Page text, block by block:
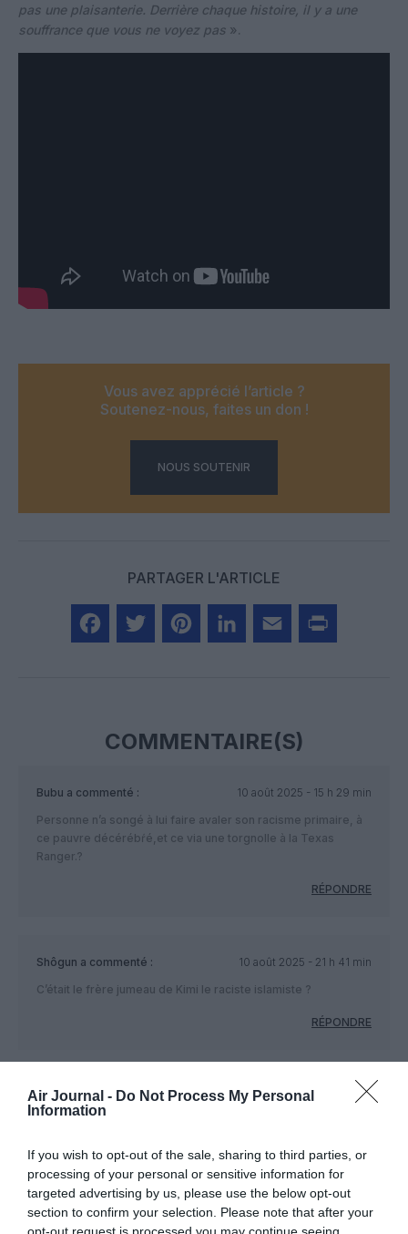
Air Journal - Do Not Process My Personal
Information
If you wish to opt-out of the sale, sharing to third parties, or
processing of your personal or sensitive information for
targeted advertising by us, please use the below opt-out
section to confirm your selection. Please note that after your
opt-out request is processed you may continue seeing
pas une plaisanterie. Derrière chaque histoire, il y a une
souffrance que vous ne voyez pas ».
Vous avez apprécié l’article ?
Soutenez-nous, faites un don !
NOUS SOUTENIR
PARTAGER L'ARTICLE
COMMENTAIRE(S)
Bubu a commenté :
10 août 2025 - 15 h 29 min
Personne n’a songé à lui faire avaler son racisme primaire, à
ce pauvre décérébŕé,et ce via une torgnolle à la Texas
Ranger.?
RÉPONDRE
Shôgun a commenté :
10 août 2025 - 21 h 41 min
C’était le frère jumeau de Kimi le raciste islamiste ?
RÉPONDRE
Fcb1962a commenté :
11 août 2025 - 9 h 56 min
RÉPONDRE